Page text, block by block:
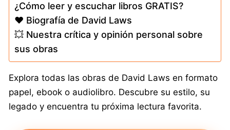
¿Cómo leer y escuchar libros GRATIS?
❤️ Biografía de David Laws
💥 Nuestra crítica y opinión personal sobre
sus obras
Explora todas las obras de David Laws en formato
papel, ebook o audiolibro. Descubre su estilo, su
legado y encuentra tu próxima lectura favorita.